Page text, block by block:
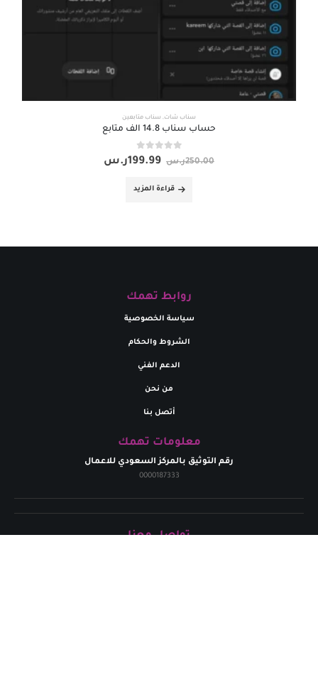
سناب شات , سناب متابعين
حساب سناب 14.8 الف متابع
250.00ر.س 199.99ر.س
قراءة المزيد
روابط تهمك
سياسة الخصوصية
الشروط والحكام
الدعم الفني
من نحن
أتصل بنا
معلومات تهمك
رقم التوثيق بالمركز السعودي للاعمال
0000187333
تواصل معنا